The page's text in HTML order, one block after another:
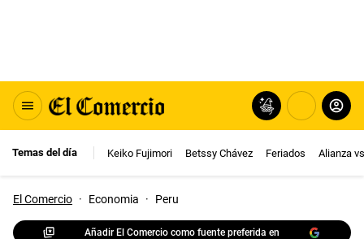
Temas del día Keiko Fujimori Betssy Chávez Feriados Alianza
El Comercio · Economia · Peru
Añadir El Comercio como fuente preferida en